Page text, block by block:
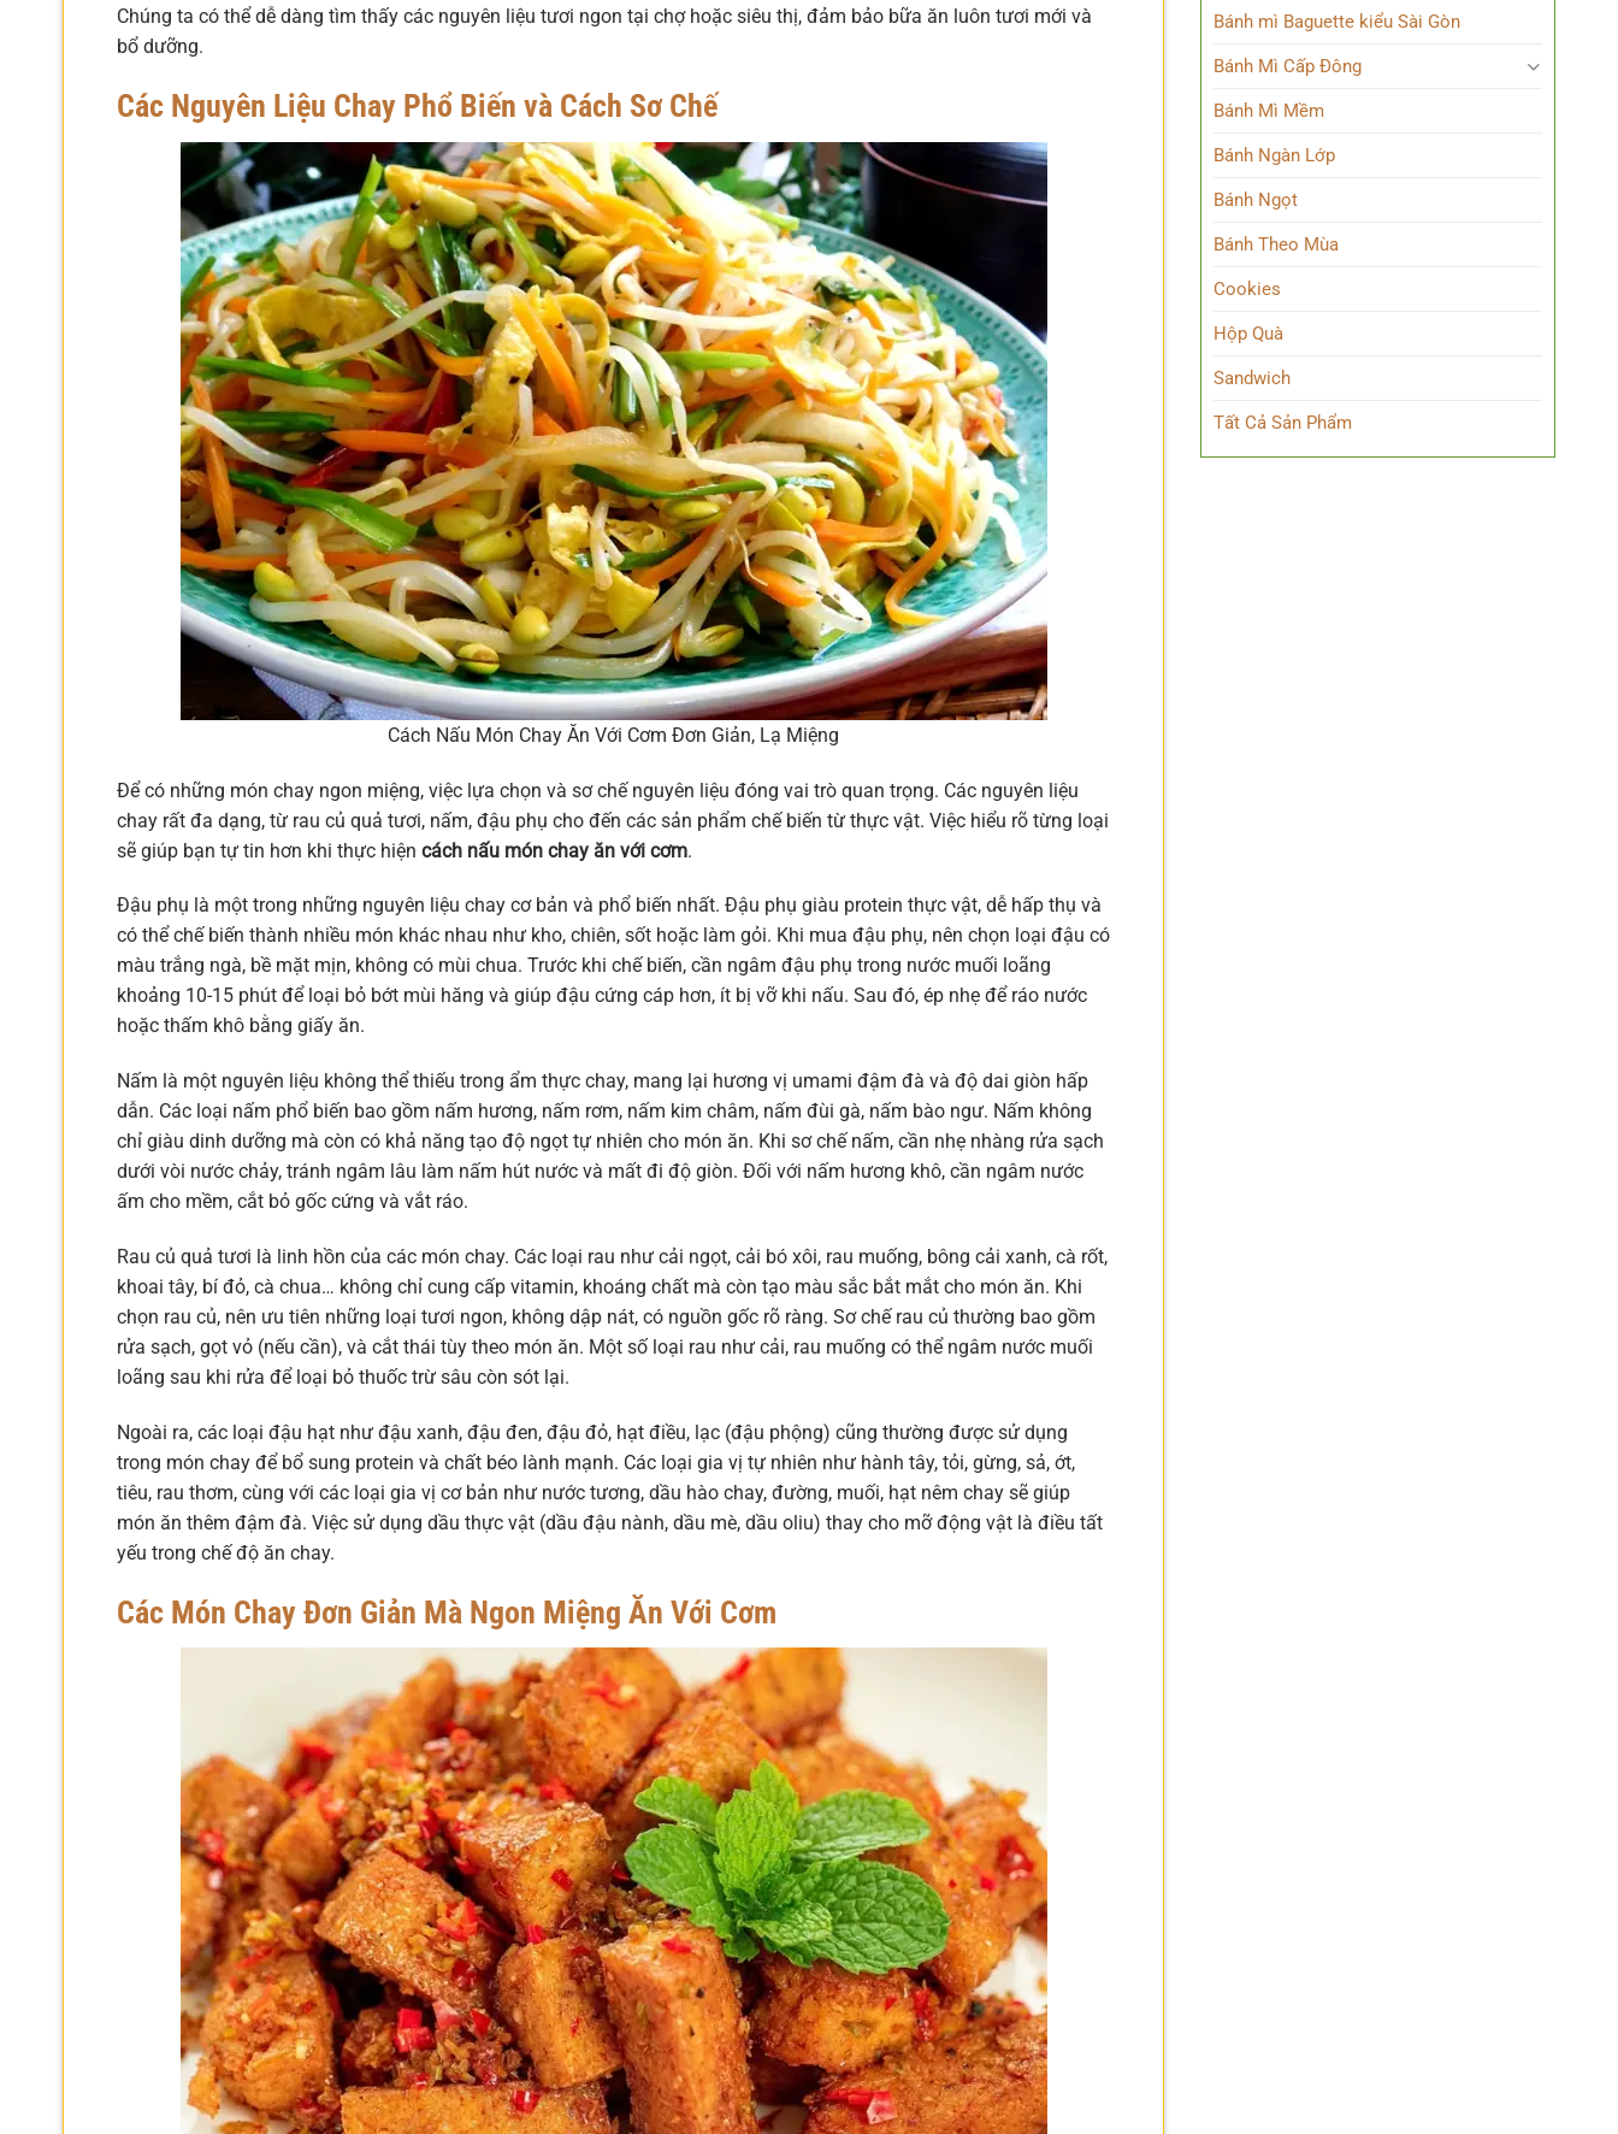
Chúng ta có thể dễ dàng tìm thấy các nguyên liệu tươi ngon tại chợ hoặc siêu thị, đảm bảo bữa ăn luôn tươi mới và
bổ dưỡng.
Các Nguyên Liệu Chay Phổ Biến và Cách Sơ Chế
Cách Nấu Món Chay Ăn Với Cơm Đơn Giản, Lạ Miệng
Để có những món chay ngon miệng, việc lựa chọn và sơ chế nguyên liệu đóng vai trò quan trọng. Các nguyên liệu
chay rất đa dạng, từ rau củ quả tươi, nấm, đậu phụ cho đến các sản phẩm chế biến từ thực vật. Việc hiểu rõ từng loại
sẽ giúp bạn tự tin hơn khi thực hiện cách nấu món chay ăn với cơm.
Đậu phụ là một trong những nguyên liệu chay cơ bản và phổ biến nhất. Đậu phụ giàu protein thực vật, dễ hấp thụ và
có thể chế biến thành nhiều món khác nhau như kho, chiên, sốt hoặc làm gỏi. Khi mua đậu phụ, nên chọn loại đậu có
màu trắng ngà, bề mặt mịn, không có mùi chua. Trước khi chế biến, cần ngâm đậu phụ trong nước muối loãng
khoảng 10-15 phút để loại bỏ bớt mùi hăng và giúp đậu cứng cáp hơn, ít bị vỡ khi nấu. Sau đó, ép nhẹ để ráo nước
hoặc thấm khô bằng giấy ăn.
Nấm là một nguyên liệu không thể thiếu trong ẩm thực chay, mang lại hương vị umami đậm đà và độ dai giòn hấp
dẫn. Các loại nấm phổ biến bao gồm nấm hương, nấm rơm, nấm kim châm, nấm đùi gà, nấm bào ngư. Nấm không
chỉ giàu dinh dưỡng mà còn có khả năng tạo độ ngọt tự nhiên cho món ăn. Khi sơ chế nấm, cần nhẹ nhàng rửa sạch
dưới vòi nước chảy, tránh ngâm lâu làm nấm hút nước và mất đi độ giòn. Đối với nấm hương khô, cần ngâm nước
ấm cho mềm, cắt bỏ gốc cứng và vắt ráo.
Rau củ quả tươi là linh hồn của các món chay. Các loại rau như cải ngọt, cải bó xôi, rau muống, bông cải xanh, cà rốt,
khoai tây, bí đỏ, cà chua… không chỉ cung cấp vitamin, khoáng chất mà còn tạo màu sắc bắt mắt cho món ăn. Khi
chọn rau củ, nên ưu tiên những loại tươi ngon, không dập nát, có nguồn gốc rõ ràng. Sơ chế rau củ thường bao gồm
rửa sạch, gọt vỏ (nếu cần), và cắt thái tùy theo món ăn. Một số loại rau như cải, rau muống có thể ngâm nước muối
loãng sau khi rửa để loại bỏ thuốc trừ sâu còn sót lại.
Ngoài ra, các loại đậu hạt như đậu xanh, đậu đen, đậu đỏ, hạt điều, lạc (đậu phộng) cũng thường được sử dụng
trong món chay để bổ sung protein và chất béo lành mạnh. Các loại gia vị tự nhiên như hành tây, tỏi, gừng, sả, ớt,
tiêu, rau thơm, cùng với các loại gia vị cơ bản như nước tương, dầu hào chay, đường, muối, hạt nêm chay sẽ giúp
món ăn thêm đậm đà. Việc sử dụng dầu thực vật (dầu đậu nành, dầu mè, dầu oliu) thay cho mỡ động vật là điều tất
yếu trong chế độ ăn chay.
Các Món Chay Đơn Giản Mà Ngon Miệng Ăn Với Cơm
Bánh mì Baguette kiểu Sài Gòn
Bánh Mì Cấp Đông
Bánh Mì Mềm
Bánh Ngàn Lớp
Bánh Ngọt
Bánh Theo Mùa
Cookies
Hộp Quà
Sandwich
Tất Cả Sản Phẩm